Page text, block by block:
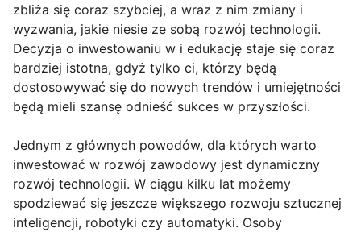
zbliża się coraz szybciej, a wraz z nim zmiany i
wyzwania, jakie niesie ze sobą rozwój technologii.
Decyzja o inwestowaniu w i edukację staje się coraz
bardziej istotna, gdyż tylko ci, którzy będą
dostosowywać się do nowych trendów i umiejętności
będą mieli szansę odnieść sukces w przyszłości.
Jednym z głównych powodów, dla których warto
inwestować w rozwój zawodowy jest dynamiczny
rozwój technologii. W ciągu kilku lat możemy
spodziewać się jeszcze większego rozwoju sztucznej
inteligencji, robotyki czy automatyki. Osoby